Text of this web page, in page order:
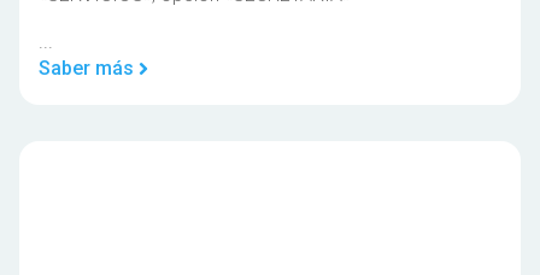
Saber más